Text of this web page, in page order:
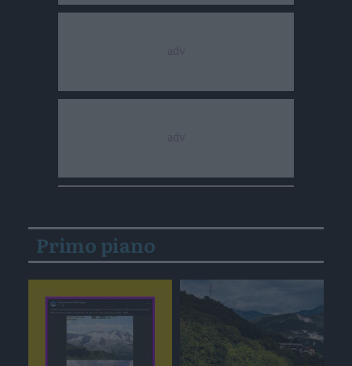
Primo piano